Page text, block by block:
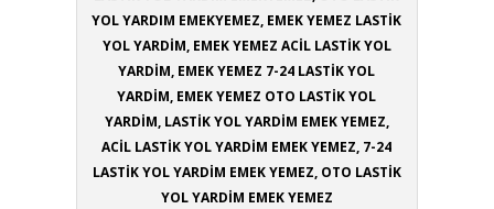
YOL YARDIM EMEKYEMEZ, EMEK YEMEZ LASTİK
YOL YARDİM, EMEK YEMEZ ACİL LASTİK YOL
YARDİM, EMEK YEMEZ 7-24 LASTİK YOL
YARDİM, EMEK YEMEZ OTO LASTİK YOL
YARDİM, LASTİK YOL YARDİM EMEK YEMEZ,
ACİL LASTİK YOL YARDİM EMEK YEMEZ, 7-24
LASTİK YOL YARDİM EMEK YEMEZ, OTO LASTİK
YOL YARDİM EMEK YEMEZ